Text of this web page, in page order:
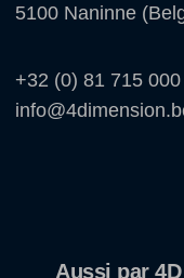
5100 Naninne
+32 (0) 81 715 000
Aussi par 4D